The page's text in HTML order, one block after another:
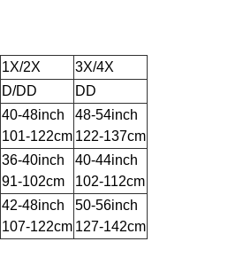
1X/2X
3X/4X
D/DD DD
40-48inch
101-122cm
48-54inch
122-137cm
36-40inch
91-102cm
40-44inch
102-112cm
42-48inch
107-122cm
50-56inch
127-142cm